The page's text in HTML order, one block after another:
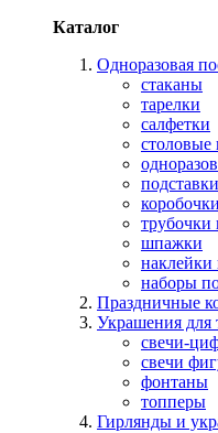
Каталог
Одноразовая
стаканы
тарелки
салфетки
трубочки
шпажки
наклейки
наборы
Праздничные
Украшения для
свечи-
свечи
фонтаны
топперы
Гирлянды и